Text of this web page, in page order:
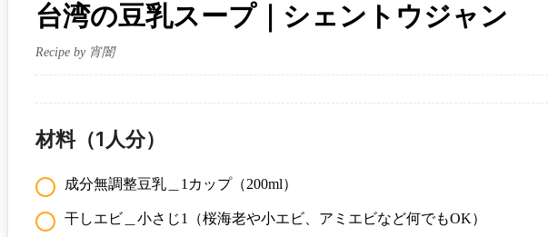
台湾の豆乳スープ｜シェントウジャン
Recipe by 宵闇
材料（1人分）
成分無調整豆乳＿1カップ（200ml）
干しエビ＿小さじ1（桜海老や小エビ、アミエビなど何でもOK）